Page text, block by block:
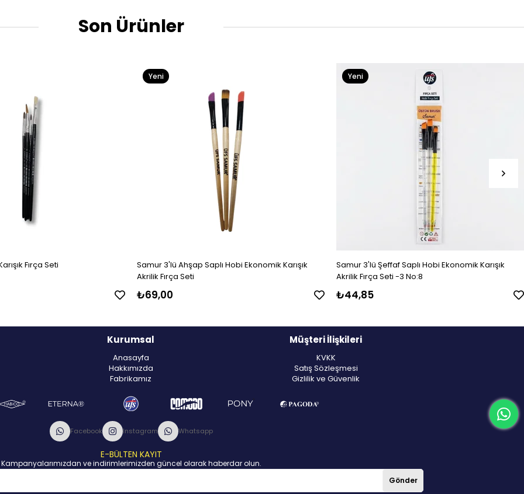
Son Ürünler
Fırça Seti
Samur 3'lü Ahşap Saplı Hobi Ekonomik Karışık
Akrilik Fırça Seti
₺69,00
Yeni
Samur 3'lü Şeffaf Saplı Hobi Ekonomik Karışık
Akrilik Fırça Seti -3 No:8
₺44,85
Yeni
Kurumsal
Anasayfa
Hakkımızda
Fabrikamız
Müşteri İlişkileri
KVKK
Satış Sözleşmesi
Gizlilik ve Güvenlik
Facebook Instagram Whatsapp
E-BÜLTEN KAYIT
Kampanyalarımızdan ve indirimlerimizden güncel olarak haberdar olun.
Gönder